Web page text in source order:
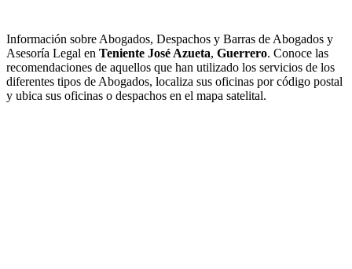
Información sobre Abogados, Despachos y Barras de Abogados y
Asesoría Legal en Teniente José Azueta, Guerrero. Conoce las
recomendaciones de aquellos que han utilizado los servicios de los
diferentes tipos de Abogados, localiza sus oficinas por código postal
y ubica sus oficinas o despachos en el mapa satelital.